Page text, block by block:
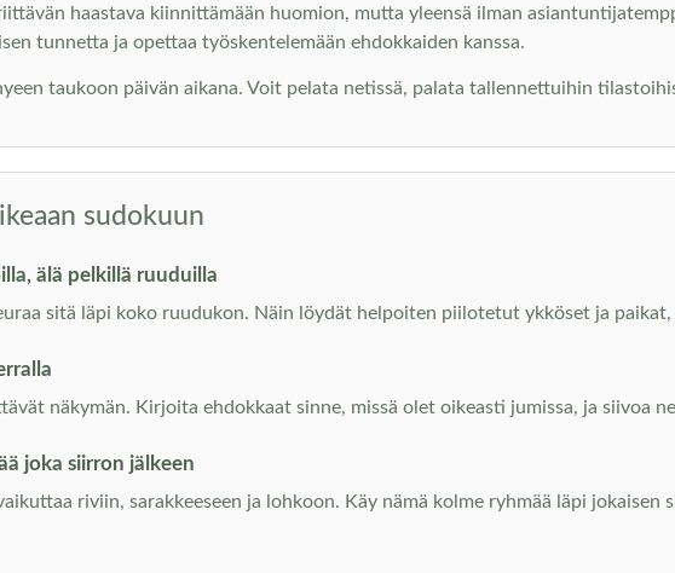
haastava kiinnittämään huomion, mutta yleensä ilman
tunnetta ja opettaa työskentelemään ehdokkaiden kanssa.
taukoon päivän aikana. Voit pelata netissä, palata tallennettuihin
sudokuun
älä pelkillä ruuduilla
sitä läpi koko ruudukon. Näin löydät helpoiten piilotetut ykköset ja
näkymän. Kirjoita ehdokkaat sinne, missä olet oikeasti jumissa, ja siivoa
joka siirron jälkeen
riviin, sarakkeeseen ja lohkoon. Käy nämä kolme ryhmää läpi jokaisen